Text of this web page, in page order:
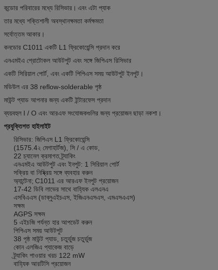
কন্ডোর পরিবারের মধ্যে রিসিভার। এবং এটা প্যাক
তার মধ্যে শক্তিশালী অবস্থানক্ষমতা কর্মক্ষমতা
সর্বোত্তম আকার।
কনডোর C1011 একটি L1 ফ্রিকোয়েন্সি প্রদান করে
এনএমইএ প্রোটোকল আউটপুট এবং সঙ্গে জিপিএস রিসিভার
একটি সিরিয়াল পোর্ট, এবং একটি পিপিএস সময় আউটপুট ইনপুট।
মডিউল এর 38 reflow-solderable পৃষ্ঠ
মাউন্ট প্যাড আপনার জন্য একটি ইন্টারফেস প্রদান
ব্যয়বহুল I / O এবং আরএফ সংযোজকগুলির জন্য প্রয়োজন ছাড়া নকশা।
প্রযুক্তিগত হাইলাইট
রিসিভার: জিপিএস L1 ফ্রিকোয়েন্সি
(1575.4২ মেগাহার্টজ), সি / এ কোড,
22 চ্যানেল ক্রমাগত ট্র্যাকিং
এনএমইএ আউটপুট এবং ইনপুট: 1 সিরিয়াল পোর্ট
সক্রিয় বা নিষ্ক্রিয় সঙ্গে ব্যবহার করুন
অ্যান্টেনা; C1011 এর আরএফ ইনপুট প্রয়োজন
17-42 ডিবি লাভের সাথে বাহ্যিক এলএনএ
এসবিএএস (ডাব্লুএইচএস, ইজিএনএসএস, এমএসএএস)
সক্ষম
AGPS সক্ষম
5 এইচজি পর্যন্ত হার আপডেট করুন
পিপিএস সময় আউটপুট
38 পৃষ্ঠ মাউন্ট প্যাড, চতুর্ভুজ চতুর্ভুজ
কোন এলজিএ প্যাকেজ বাড়ে
ট্র্যাকিং পাওয়ার খরচ 122 mW
বাহ্যিক আরটিসি প্রয়োজন